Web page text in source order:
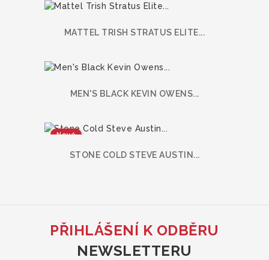
MATTEL TRISH STRATUS ELITE...
MEN'S BLACK KEVIN OWENS...
Nové
STONE COLD STEVE AUSTIN...
PŘIHLÁŠENÍ K ODBĚRU
NEWSLETTERU